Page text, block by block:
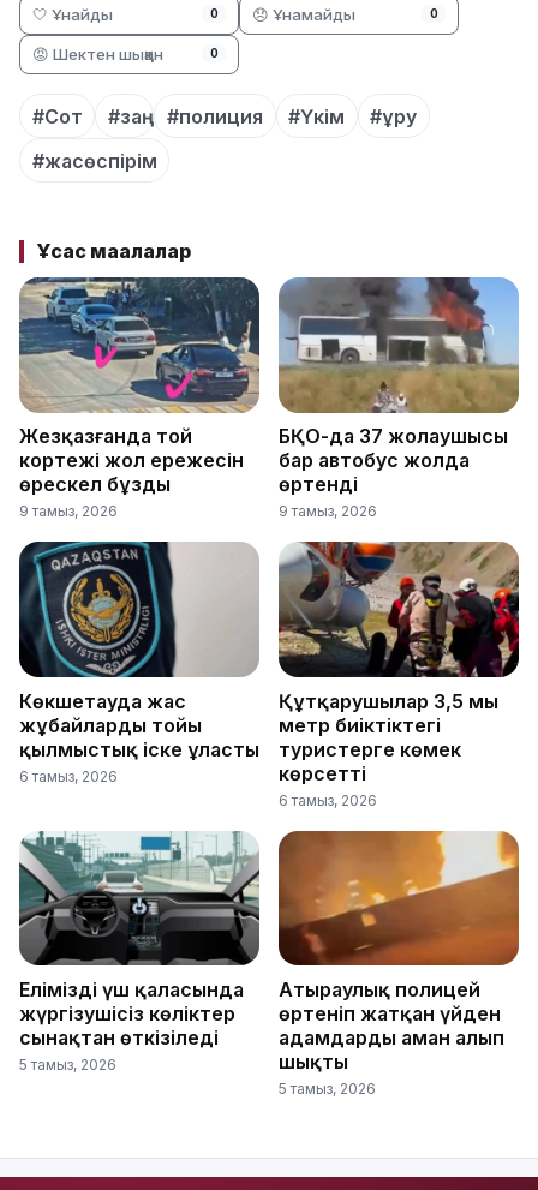
🤍 Ұнайды 0 😞 Ұнамайды 0
😡 Шектен шыққан 0
#Сот #заң #полиция #Үкім
#ұру
#жасөспірім
Ұқсас мақалалар
Жезқазғанда той
кортежі жол ережесін
өрескел бұзды
9 тамыз, 2026
БҚО-да 37 жолаушысы
бар автобус жолда
өртенді
9 тамыз, 2026
Көкшетауда жас
жұбайлардың тойы
қылмыстық іске ұласты
6 тамыз, 2026
Құтқарушылар 3,5 мың
метр биіктіктегі
туристерге көмек
көрсетті
6 тамыз, 2026
Еліміздің үш қаласында
жүргізушісіз көліктер
сынақтан өткізіледі
5 тамыз, 2026
Атыраулық полицей
өртеніп жатқан үйден
адамдарды аман алып
шықты
5 тамыз, 2026